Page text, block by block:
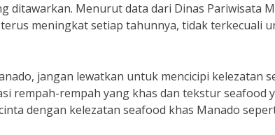
ditawarkan. Menurut data dari Dinas Pariwisata
meningkat setiap tahunnya, tidak terkecuali
jangan lewatkan untuk mencicipi kelezatan
rempah-rempah yang khas dan tekstur seafood
dengan kelezatan seafood khas Manado